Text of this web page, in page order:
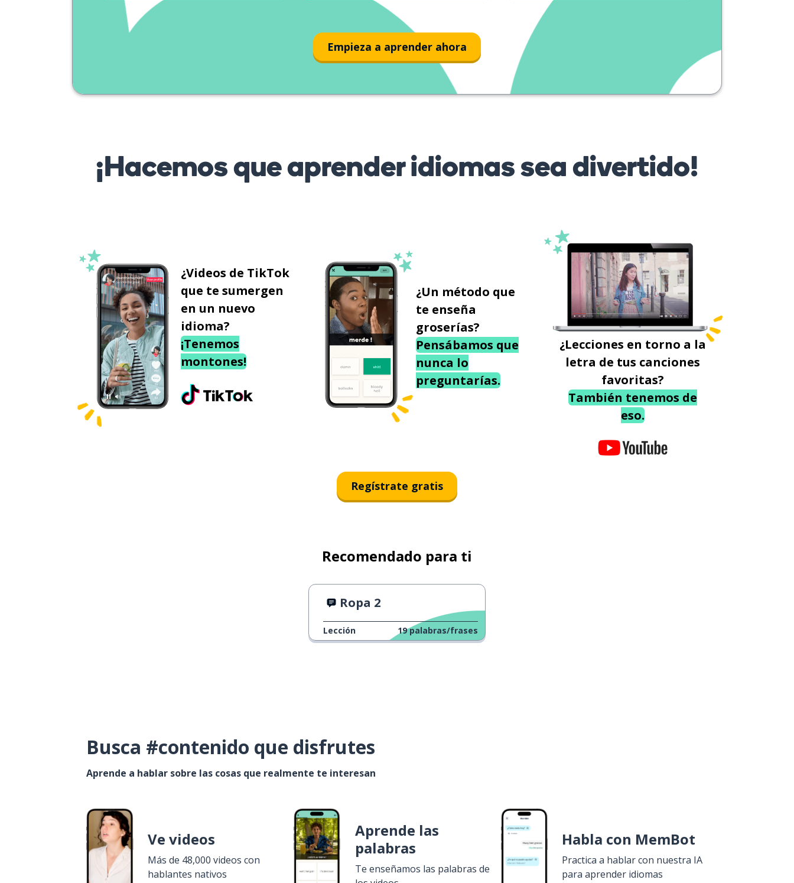
Empieza a aprender ahora
¡Hacemos que aprender idiomas sea divertido!
¿Videos de TikTok
que te sumergen
en un nuevo
idioma?
¡Tenemos
montones!
¿Un método que
te enseña
groserías?
Pensábamos que
nunca lo
preguntarías.
¿Lecciones en torno a la
letra de tus canciones
favoritas?
También tenemos de
eso.
Regístrate gratis
Recomendado para ti
Ropa 2
Lección 19 palabras/frases
Busca #contenido que disfrutes
Aprende a hablar sobre las cosas que realmente te interesan
Ve videos
Más de 48,000 videos con
hablantes nativos
Aprende las
palabras
Te enseñamos las palabras de
Habla con MemBot
Practica a hablar con nuestra IA
para aprender idiomas